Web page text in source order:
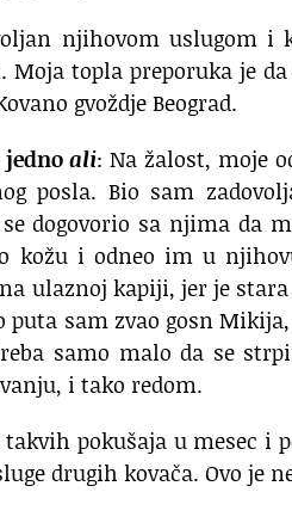
njihovom uslugom
topla preporuka je
gvoždje Beograd.
jednoali: Na žalost, moje
posla. Bio sam
dogovorio sa njima da
kožu i odneo im u
ulaznoj kapiji, jer je
puta sam zvao gosn
samo malo da se
i tako redom.
pokušaja u mesec i
drugih kovača. Ovo je